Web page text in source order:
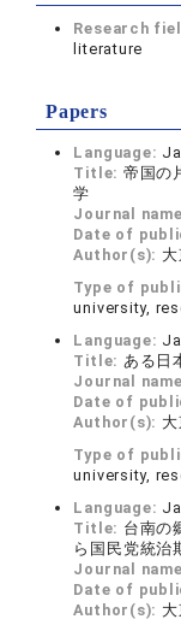
Research
literature
Papers
Language:
Title: 帝国の
学
Journal
Date of
Author(s):
Type of
university,
Language:
Title: ある日
Journal
Date of
Author(s):
Type of
university,
Language:
Title: 台南の
ら国民党統治
Journal
Date of
Author(s):